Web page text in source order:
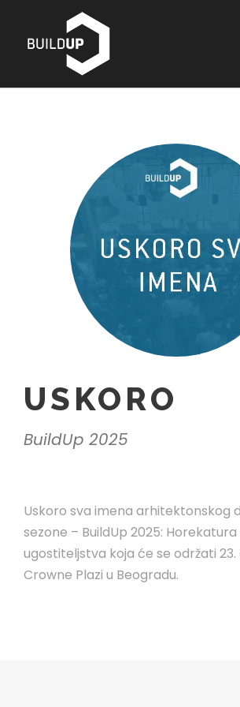
USKORO
BuildUp 2025
Uskoro sva imena arhitektonskog
sezone – BuildUp 2025:
ugostiteljstva koja će se održati
Crowne Plazi u Beogradu.